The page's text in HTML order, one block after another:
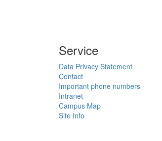
Service
Data Privacy Statement
Contact
Important phone numbers
Intranet
Campus Map
Site Info